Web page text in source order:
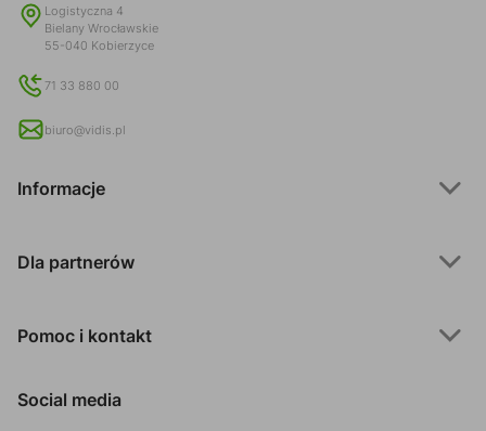
Logistyczna 4
Bielany Wrocławskie
55-040 Kobierzyce
71 33 880 00
biuro@vidis.pl
Informacje
Dla partnerów
Pomoc i kontakt
Social media